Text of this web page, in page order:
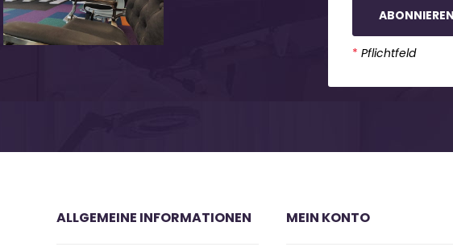
* Pflichtfeld
ALLGEMEINE INFORMATIONEN MEIN KONTO